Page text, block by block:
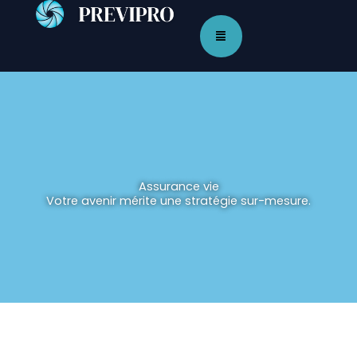
Assurance vie
Votre avenir mérite une stratégie sur-mesure.